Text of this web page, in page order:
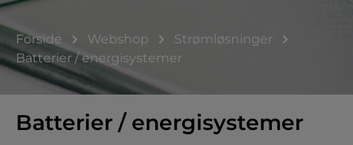
Forside Webshop
Strømløsninger
Batterier / energisystemer
Batterier / energisystemer